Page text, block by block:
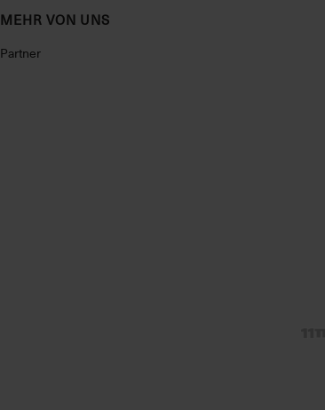
MEHR VON UNS
Partner